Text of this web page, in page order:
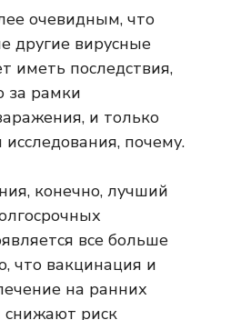
очевидным, что
другие вирусные
иметь последствия,
за рамки
и только
почему.
конечно, лучший
все больше
что вакцинация и
на ранних
риск